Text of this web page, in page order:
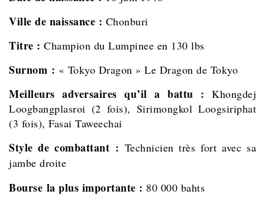
Ville de naissance : Chonburi
Titre : Champion du Lumpinee en 130 lbs
Surnom : « Tokyo Dragon » Le Dragon de Tokyo
Meilleurs adversaires qu’il a battu : Khongdej
Loogbangplasroi (2 fois), Sirimongkol Loogsiriphat
(3 fois), Fasai Taweechai
Style de combattant : Technicien très fort avec sa
jambe droite
Bourse la plus importante : 80 000 bahts